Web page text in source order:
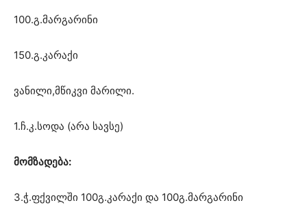
100.გ.მარგარინი
150.გ.კარაქი
ვანილი,მწიკვი მარილი.
1.ჩ.კ.სოდა (არა სავსე)
მომზადება:
3.ჭ.ფქვილში 100გ.კარაქი და 100გ.მარგარინი